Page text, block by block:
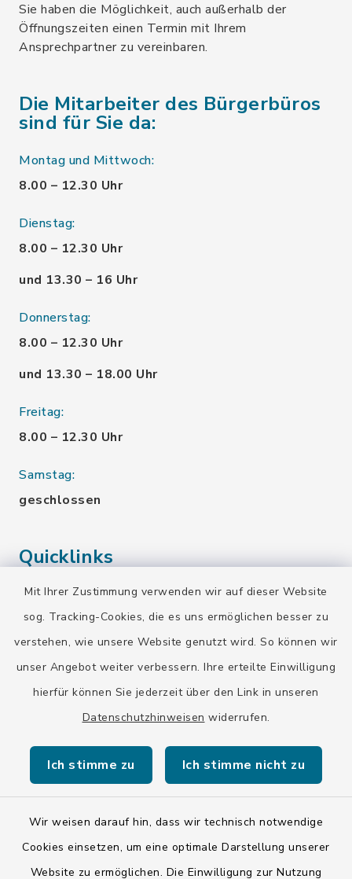
Mit Ihrer Zustimmung verwenden wir auf dieser Website
sog. Tracking-Cookies, die es uns ermöglichen besser zu
verstehen, wie unsere Website genutzt wird. So können wir
unser Angebot weiter verbessern. Ihre erteilte Einwilligung
hierfür können Sie jederzeit über den Link in unseren
Datenschutzhinweisen widerrufen.
Ich stimme zu Ich stimme nicht zu
Wir weisen darauf hin, dass wir technisch notwendige
Cookies einsetzen, um eine optimale Darstellung unserer
Website zu ermöglichen. Die Einwilligung zur Nutzung
Sie haben die Möglichkeit, auch außerhalb der
Öffnungszeiten einen Termin mit Ihrem
Ansprechpartner zu vereinbaren.
Die Mitarbeiter des Bürgerbüros
sind für Sie da:
Montag und Mittwoch:
8.00 – 12.30 Uhr
Dienstag:
8.00 – 12.30 Uhr
und 13.30 – 16 Uhr
Donnerstag:
8.00 – 12.30 Uhr
und 13.30 – 18.00 Uhr
Freitag:
8.00 – 12.30 Uhr
Samstag:
geschlossen
Quicklinks
Landratsamt Bad Tölz-Wolfratshausen
BayernPortal
Kontakt
Barrierefreiheit